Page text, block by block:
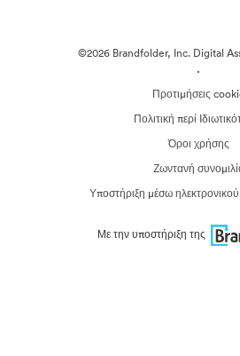
©2026 Brandfolder, Inc. Digital
·
Προτιμήσεις
Πολιτική περί
Όροι χρήσης
Ζωντανή
Υποστήριξη μέσω
Με την υποστήριξη της